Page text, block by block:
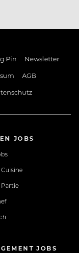
Pin
Newsletter
AGB
JOBS
Partie
JOBS